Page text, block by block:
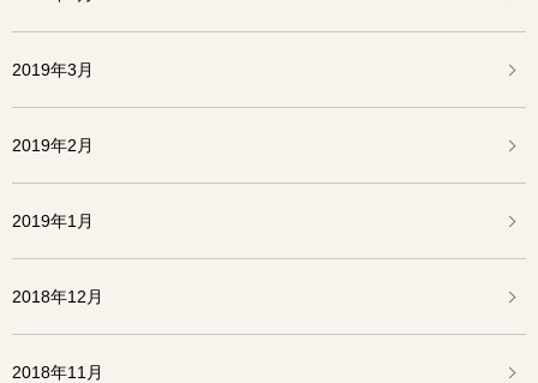
2019年3月
2019年2月
2019年1月
2018年12月
2018年11月